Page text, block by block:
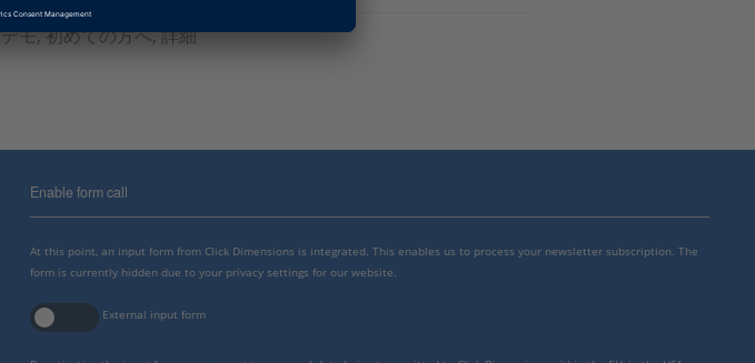
デモ, 初めての方へ, 詳細
Enable form call
At this point, an input form from Click Dimensions is integrated. This enables us to process your newsletter subscription. The
form is currently hidden due to your privacy settings for our website.
External input form